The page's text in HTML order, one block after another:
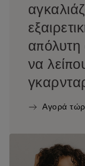
απόλυτη
να
Αγορά